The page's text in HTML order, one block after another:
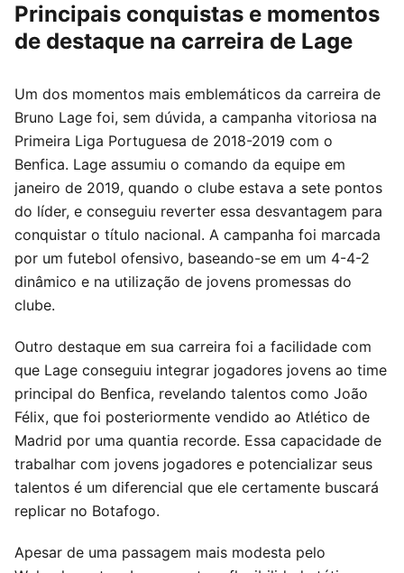
Principais conquistas e momentos
de destaque na carreira de Lage
Um dos momentos mais emblemáticos da carreira de
Bruno Lage foi, sem dúvida, a campanha vitoriosa na
Primeira Liga Portuguesa de 2018-2019 com o
Benfica. Lage assumiu o comando da equipe em
janeiro de 2019, quando o clube estava a sete pontos
do líder, e conseguiu reverter essa desvantagem para
conquistar o título nacional. A campanha foi marcada
por um futebol ofensivo, baseando-se em um 4-4-2
dinâmico e na utilização de jovens promessas do
clube.
Outro destaque em sua carreira foi a facilidade com
que Lage conseguiu integrar jogadores jovens ao time
principal do Benfica, revelando talentos como João
Félix, que foi posteriormente vendido ao Atlético de
Madrid por uma quantia recorde. Essa capacidade de
trabalhar com jovens jogadores e potencializar seus
talentos é um diferencial que ele certamente buscará
replicar no Botafogo.
Apesar de uma passagem mais modesta pelo